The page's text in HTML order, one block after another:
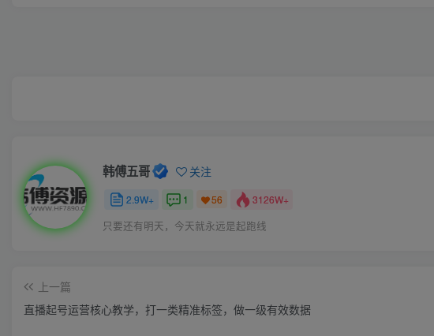
韩傅五哥 关注
2.9W+ 1 56 3126W+
只要还有明天，今天就永远是起跑线
上一篇
直播起号运营核心教学，打一类精准标签，做一级有效数据